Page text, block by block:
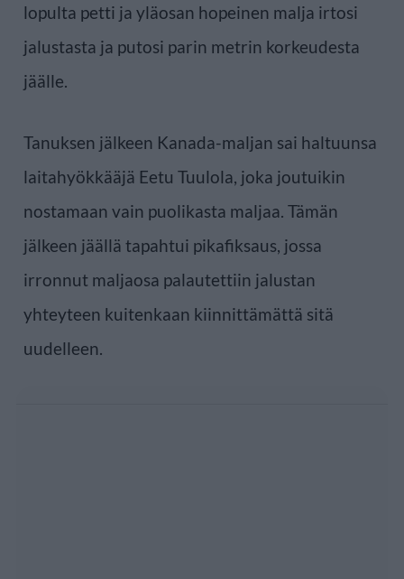
lopulta petti ja yläosan hopeinen malja irtosi
jalustasta ja putosi parin metrin korkeudesta
jäälle.
Tanuksen jälkeen Kanada-maljan sai haltuunsa
laitahyökkääjä Eetu Tuulola, joka joutuikin
nostamaan vain puolikasta maljaa. Tämän
jälkeen jäällä tapahtui pikafiksaus, jossa
irronnut maljaosa palautettiin jalustan
yhteyteen kuitenkaan kiinnittämättä sitä
uudelleen.